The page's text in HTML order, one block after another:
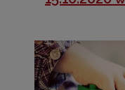
Cookies die bei der